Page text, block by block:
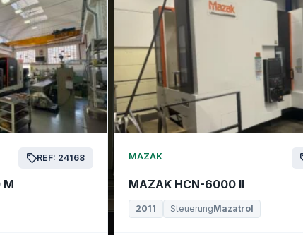
REF: 24168
M
MAZAK
MAZAK HCN-6000 II
2011 SteuerungMazatrol